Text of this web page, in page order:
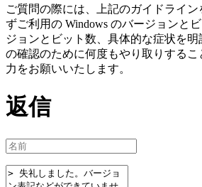
ご質問の際には、上記のガイドライ
ずご利用の Windows のバージョンと
ジョンとビット数、具体的な症状を
の確認のために何度もやり取りする
力をお願いいたします。
返信